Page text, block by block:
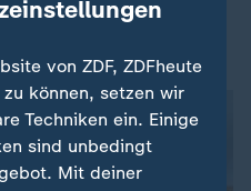
Partei hat dort die
von ZDF, ZDFheute
können, setzen wir
Techniken ein. Einige
sind unbedingt
Mit deiner